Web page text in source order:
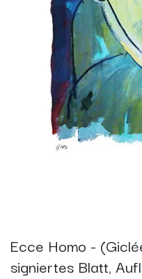
Ecce Homo -
signiertes Blatt,